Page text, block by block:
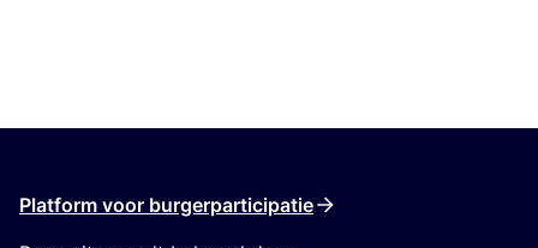
Platform voor burgerparticipatie